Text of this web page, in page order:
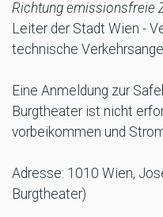
Richtung emissionsfreie
Leiter der Stadt Wien -
technische
Eine Anmeldung zur
Burgtheater ist nicht
vorbeikommen und
Adresse: 1010 Wien,
Burgtheater)